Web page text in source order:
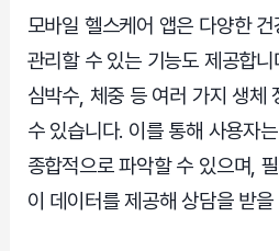
모바일 헬스케어 앱은 다양한
관리할 수 있는 기능도 제공합
심박수, 체중 등 여러 가지 생체
수 있습니다. 이를 통해 사용자
종합적으로 파악할 수 있으며,
이 데이터를 제공해 상담을 받